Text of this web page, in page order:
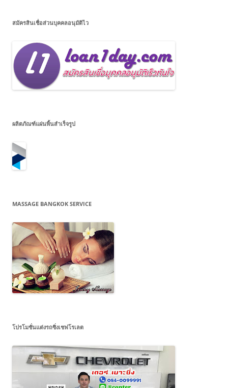
สมัครสินเชื่อส่วนบุคคลอนุมัติไว
ผลิตภัณฑ์แผ่นพื้นสำเร็จรูป
MASSAGE BANGKOK SERVICE
โปรโมชั่นแต่งรถซิ่งเชฟโรเลต